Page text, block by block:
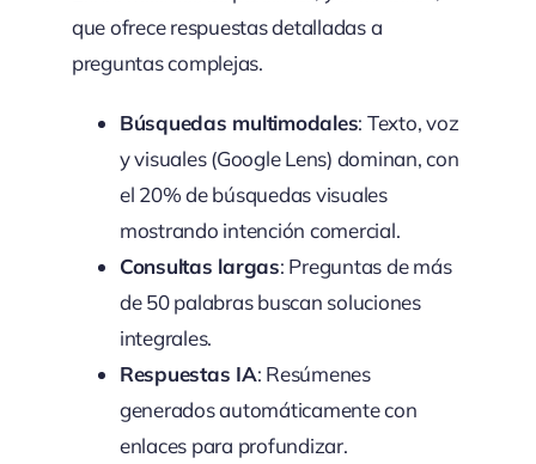
que ofrece respuestas detalladas a
preguntas complejas.
Búsquedas multimodales: Texto, voz
y visuales (Google Lens) dominan, con
el 20% de búsquedas visuales
mostrando intención comercial.
Consultas largas: Preguntas de más
de 50 palabras buscan soluciones
integrales.
Respuestas IA: Resúmenes
generados automáticamente con
enlaces para profundizar.